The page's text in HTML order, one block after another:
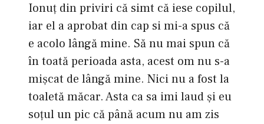
Ionuţ din priviri că simt că iese copilul,
iar el a aprobat din cap si mi-a spus că
e acolo lângă mine. Să nu mai spun că
în toată perioada asta, acest om nu s-a
mişcat de lângă mine. Nici nu a fost la
toaletă măcar. Asta ca sa imi laud şi eu
soţul un pic că până acum nu am zis